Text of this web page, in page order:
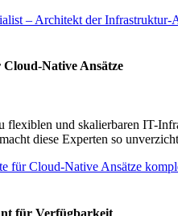
– Architekt der Infrastruktur-
Native Ansätze
flexiblen und skalierbaren IT-
diese Experten so
für Cloud-Native Ansätze
für Verfügbarkeit